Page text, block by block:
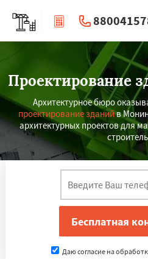
|
Проектирование
Архитектурное бюро
проектирование зданийв
архитектурных проектов для
Даю согласие на